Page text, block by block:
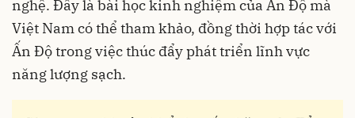
nghệ. Đây là bài học kinh nghiệm của Ấn Độ mà
Việt Nam có thể tham khảo, đồng thời hợp tác với
Ấn Độ trong việc thúc đẩy phát triển lĩnh vực
năng lượng sạch.